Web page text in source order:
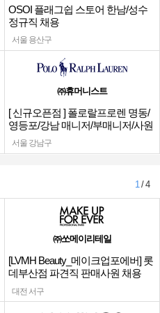
OSOI 플래그쉽 스토어 한남/성수
정규직 채용
서울 용산구
㈜휴머니스트
[ 신규오픈점 ] 폴로랄프로렌 명동/
영등포/강남 매니저/부매니저/사원
서울 강남구
1/ 4
㈜쏘메이리테일
[LVMH Beauty_메이크업포에버] 롯
데부산점 파견직 판매사원 채용
대전 서구